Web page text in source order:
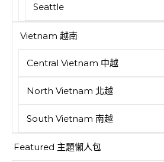
Seattle
Vietnam 越南
Central Vietnam 中越
North Vietnam 北越
South Vietnam 南越
Featured 主題懶人包